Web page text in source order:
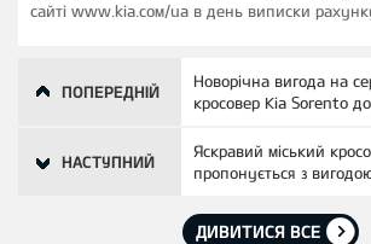
сайті www.kia.сом/ua в день виписки
ПОПЕРЕДНІЙ
Новорічна вигода на
кросовер Kia Sorento
НАСТУПНИЙ
Яскравий міський
пропонується з
ДИВИТИСЯ ВСЕ